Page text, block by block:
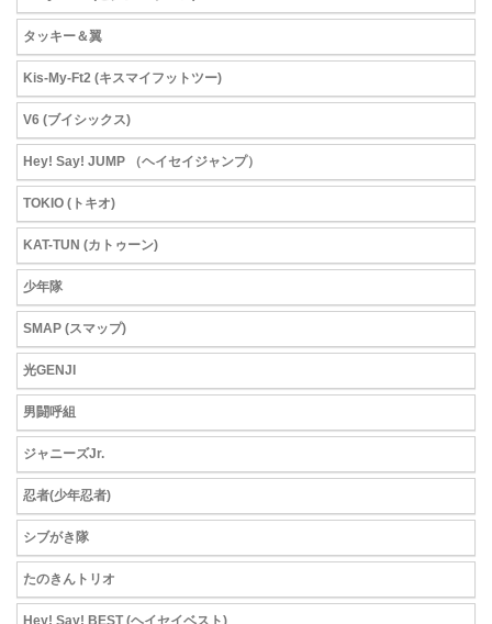
タッキー＆翼
Kis-My-Ft2 (キスマイフットツー)
V6 (ブイシックス)
Hey! Say! JUMP （ヘイセイジャンプ）
TOKIO (トキオ)
KAT-TUN (カトゥーン)
少年隊
SMAP (スマップ)
光GENJI
男闘呼組
ジャニーズJr.
忍者(少年忍者)
シブがき隊
たのきんトリオ
Hey! Say! BEST (ヘイセイベスト)